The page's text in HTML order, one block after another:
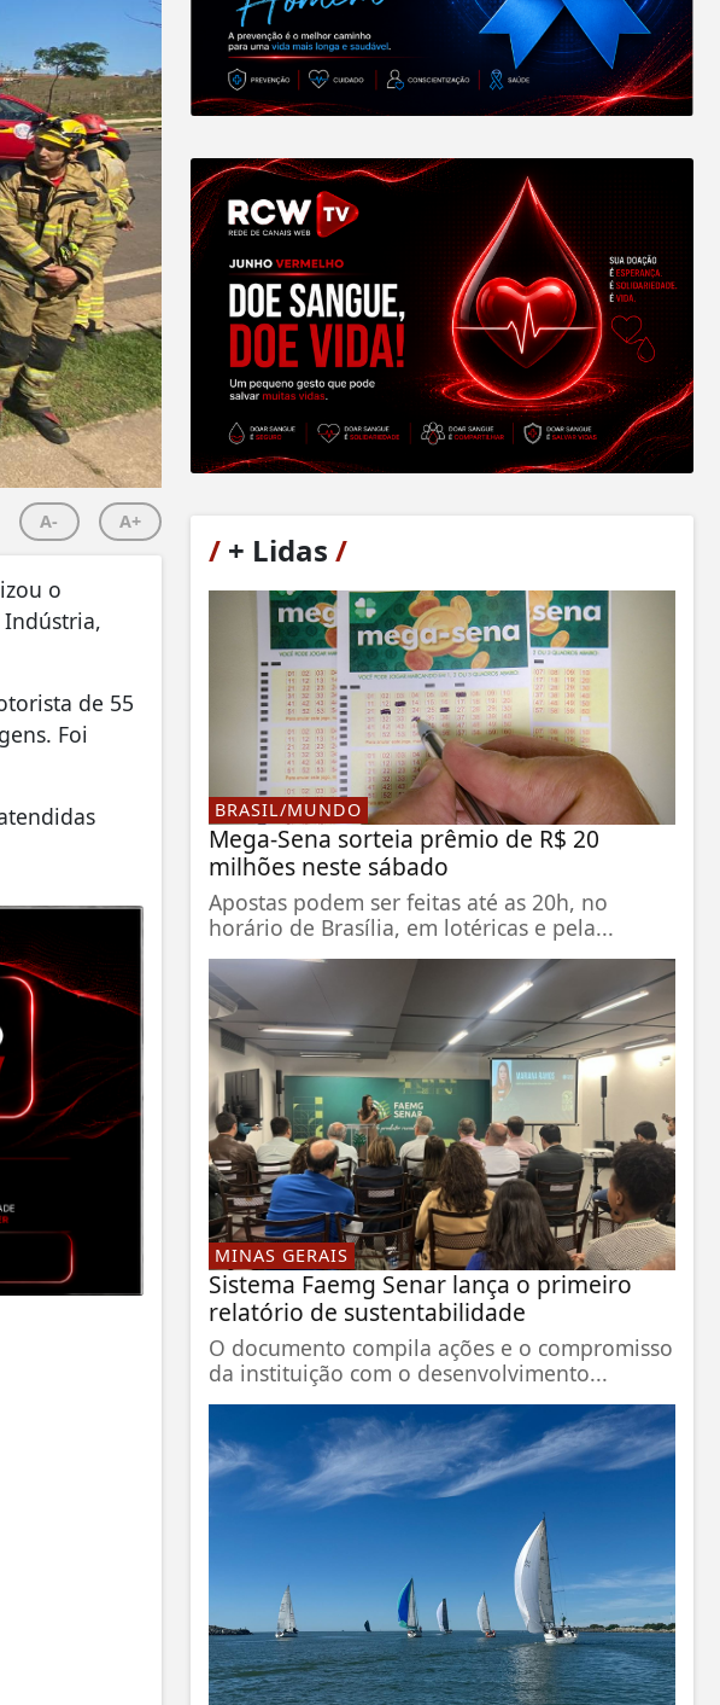
A- A+
o
de 55
Foi
/+ Lidas /
BRASIL/MUNDO
Mega-Sena sorteia prêmio de R$ 20
milhões neste sábado
Apostas podem ser feitas até as 20h, no
horário de Brasília, em lotéricas e pela...
MINAS GERAIS
Sistema Faemg Senar lança o primeiro
relatório de sustentabilidade
O documento compila ações e o compromisso
da instituição com o desenvolvimento...